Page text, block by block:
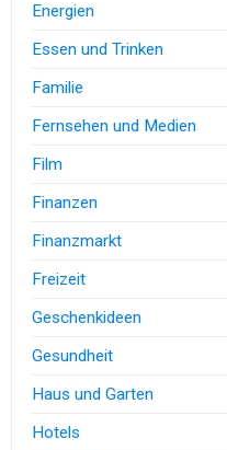
Energien
Essen und Trinken
Familie
Fernsehen und Medien
Film
Finanzen
Finanzmarkt
Freizeit
Geschenkideen
Gesundheit
Haus und Garten
Hotels